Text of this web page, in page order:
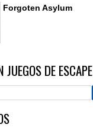
Forgoten Asylum
JUEGOS DE ESCAPE